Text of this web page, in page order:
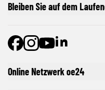
Online Netzwerk oe24
Bleiben Sie auf dem